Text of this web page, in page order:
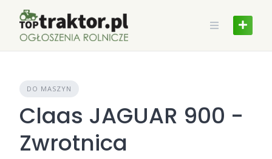
content
DO MASZYN
Claas JAGUAR 900 -
Zwrotnica